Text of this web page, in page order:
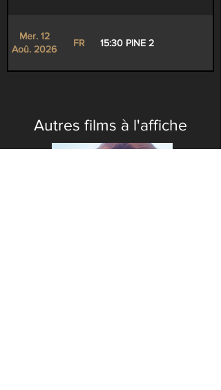
Mer. 12
Aoû. 2026
FR 15:30 PINE 2
Autres films à l'affiche